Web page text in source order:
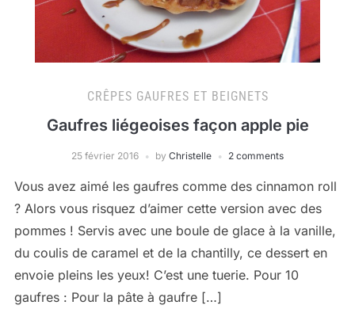
CRÊPES GAUFRES ET BEIGNETS
Gaufres liégeoises façon apple pie
25 février 2016 by Christelle 2 comments
Vous avez aimé les gaufres comme des cinnamon roll
? Alors vous risquez d’aimer cette version avec des
pommes ! Servis avec une boule de glace à la vanille,
du coulis de caramel et de la chantilly, ce dessert en
envoie pleins les yeux! C’est une tuerie. Pour 10
gaufres : Pour la pâte à gaufre […]